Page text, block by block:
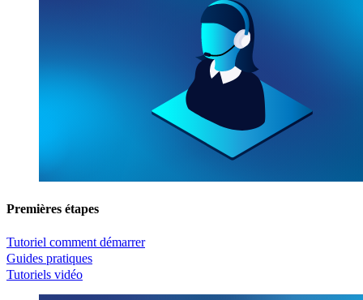
Premières étapes
Tutoriel comment démarrer
Guides pratiques
Tutoriels vidéo